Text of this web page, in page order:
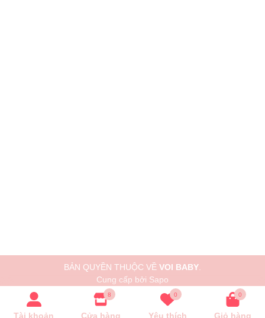
Tài khoản
8
Cửa hàng
0
Yêu thích
0
Giỏ hàng
BẢN QUYỀN THUỘC VỀ VOI BABY.
Cung cấp bởi Sapo